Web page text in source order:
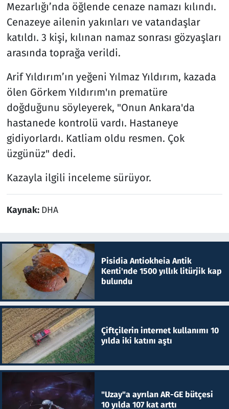
Mezarlığı’nda öğlende cenaze namazı kılındı.
Cenazeye ailenin yakınları ve vatandaşlar
katıldı. 3 kişi, kılınan namaz sonrası gözyaşları
arasında toprağa verildi.
Arif Yıldırım’ın yeğeni Yılmaz Yıldırım, kazada
ölen Görkem Yıldırım'ın prematüre
doğduğunu söyleyerek, "Onun Ankara'da
hastanede kontrolü vardı. Hastaneye
gidiyorlardı. Katliam oldu resmen. Çok
üzgünüz" dedi.
Kazayla ilgili inceleme sürüyor.
Kaynak: DHA
Pisidia Antiokheia Antik
Kenti'nde 1500 yıllık litürjik kap
bulundu
Çiftçilerin internet kullanımı 10
yılda iki katını aştı
"Uzay"a ayrılan AR-GE bütçesi
10 yılda 107 kat arttı